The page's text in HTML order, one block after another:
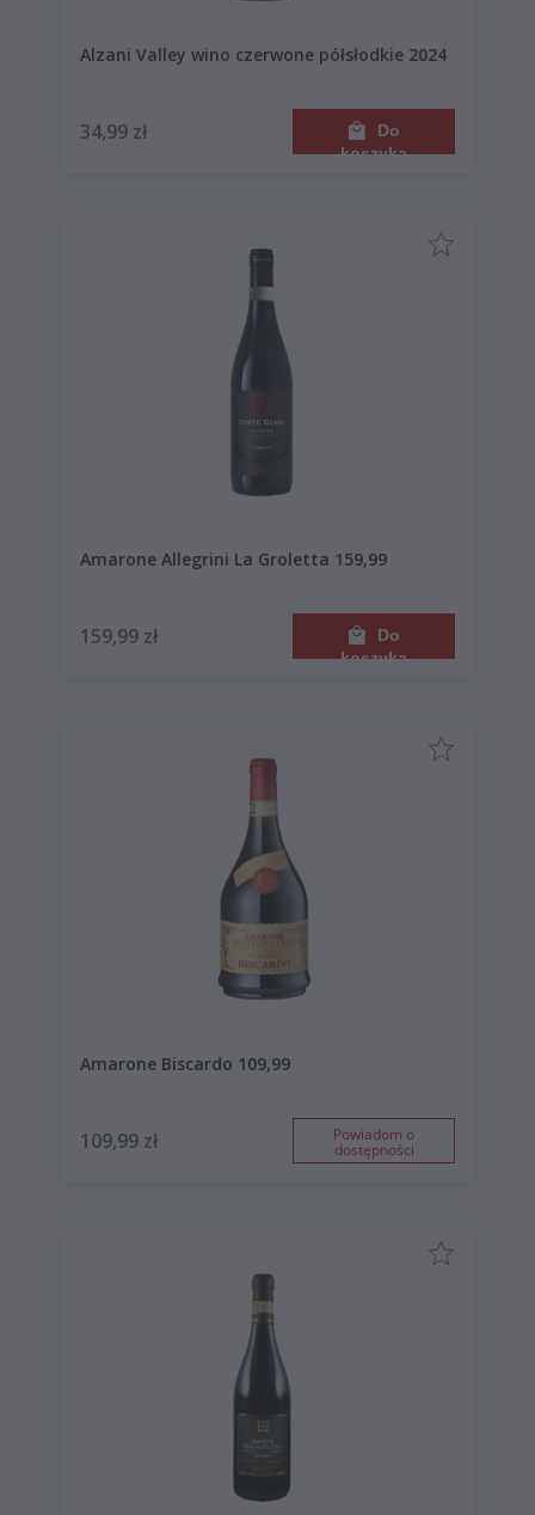
Alzani Valley wino czerwone półsłodkie 2024
34,99 zł
Do
koszyka
Amarone Allegrini La Groletta 159,99
159,99 zł
Do
koszyka
Amarone Biscardo 109,99
109,99 zł Powiadom o
dostępności